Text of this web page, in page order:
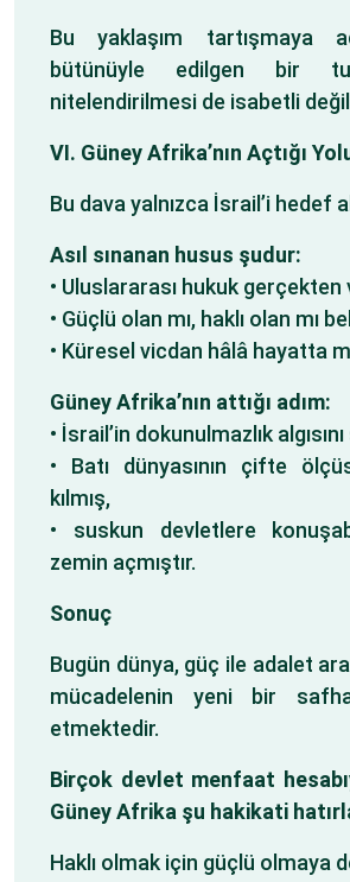
Bu yaklaşım tartışmaya
bütünüyle edilgen bir
nitelendirilmesi de isabetli
VI. Güney Afrika’nın Açtığı
Bu dava yalnızca İsrail’i hedef
Asıl sınanan husus şudur:
• Uluslararası hukuk gerçekten
• Güçlü olan mı, haklı olan mı
• Küresel vicdan hâlâ hayatta
Güney Afrika’nın attığı adım:
• İsrail’in dokunulmazlık
• Batı dünyasının çifte
kılmış,
• suskun devletlere
zemin açmıştır.
Sonuç
Bugün dünya, güç ile adalet
mücadelenin yeni bir
etmektedir.
Birçok devlet menfaat
Güney Afrika şu hakikati
Haklı olmak için güçlü olmaya